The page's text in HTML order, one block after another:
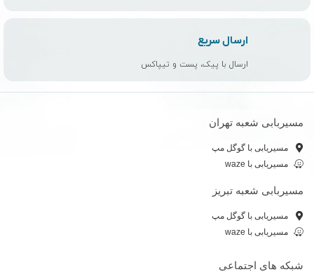
ارسال سریع
ارسال با پیک، پست و تیپاکس
مسیربابی شعبه تهران
مسیریابی با گوگل مپ
مسیریابی با waze
مسیربابی شعبه تبریز
مسیریابی با گوگل مپ
مسیریابی با waze
شبکه های اجتماعی